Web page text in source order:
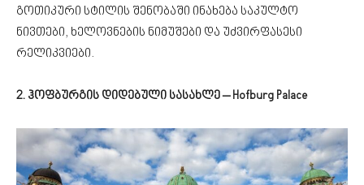
გოთიკური სტილის შენობაში ინახება საკულტო
ნივთები, ხელოვნების ნიმუშები და უძვირფასესი
რელიკვიები.
2. ჰოფბურგის დიდებული სასახლე – Hofburg Palace